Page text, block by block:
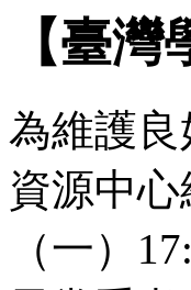
【臺
為維護
資源中心
（一）